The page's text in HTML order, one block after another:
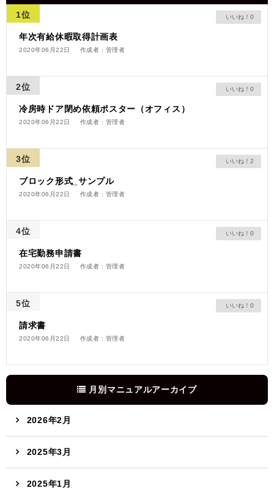
0
1位
年次有給休暇取得計画表
2020年06月22日 作成者 : 管理者
0
2位
冷房時ドア閉め依頼ポスター（オフィス）
2020年06月22日 作成者 : 管理者
2
3位
ブロック形式_サンプル
2020年06月22日 作成者 : 管理者
0
4位
在宅勤務申請書
2020年06月22日 作成者 : 管理者
0
5位
請求書
2020年06月22日 作成者 : 管理者
月別マニュアルアーカイブ
2026年2月
2025年3月
2025年1月